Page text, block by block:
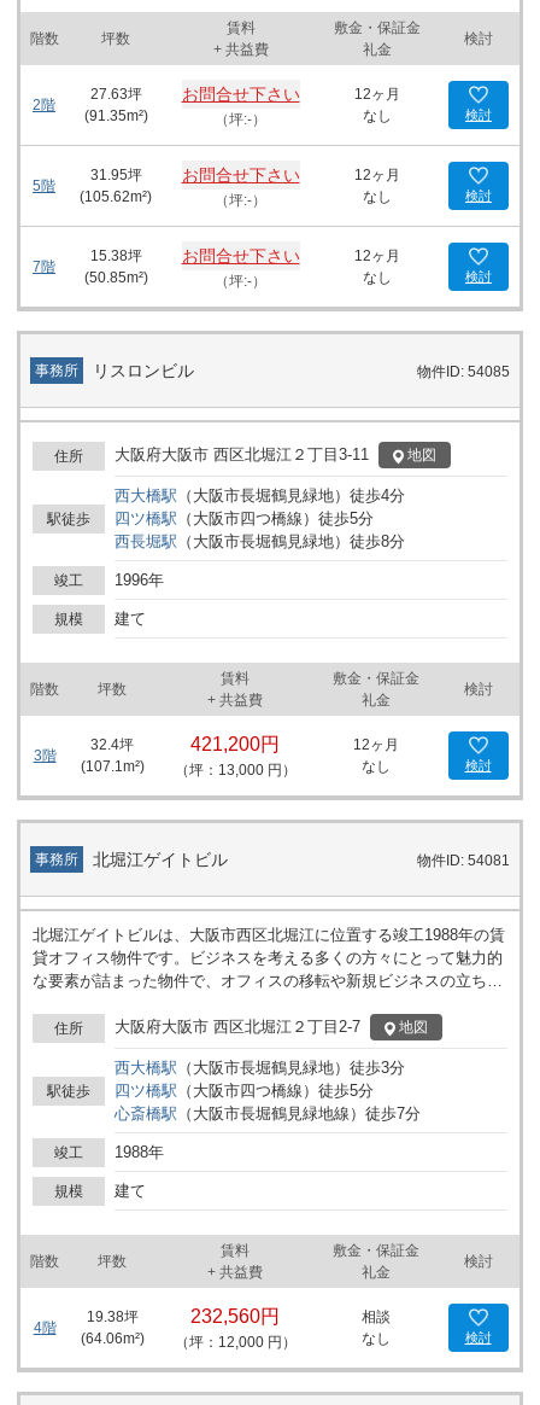
るでしょう。また、4基のエレベーターが設置されており、ピーク
時でもスムーズな移動をサポートします。 駐車場は機械式で、最大
38台の収容能力を持ち、車での通勤を考慮している方にも対応可能
です。周囲には銀行も位置しており、ビジネスにおける金融取引が
スムーズに行えます。 大同生命南館は、大同生命大阪本社ビルと連
結しており、連携したビジネス展開を考える企業にも好適です。こ
れにより、大企業の顔を持ちながら中小企業の成長もサポート可能
なビジネスのハブとなっています。 この物件は、以下のようなビジ
ネスを考えている方々に特にお勧めです。第一に、大阪市内でのオ
たな拠点を模索しているスタートアップ。第三に、店舗展開を計画
しているビジネスオーナーです。周辺の豊かな商業環境は、企業活
動を支えるだけでなく、顧客へのアプローチを創造的に行う土壌を
提供します。 最寄りの淀屋橋駅の利用も可能で、継続する交通の便
の良さは企業の活動範囲をさらに広げます。西区江戸堀エリアの利
点を最大限に活かし、未来に向けた戦略を実現するために、大同生
命南館は理想的な拠点となります。顧客や取引先へのアクセスを考
は、最適なビジネスソリューションと言えるでしょう。 この機会
に、戦略的な立地と設備を兼ね備えた大同生命南館で新しいステー
ジを共に切り拓きましょう。お問い合せは、お気軽にどうぞ。
階数 坪数
賃料
+ 共益費
敷金・保証金
礼金
検討
2階
27.63坪
(91.35m²)
お問合せ下さい
（坪:-）
12ヶ月
なし
検討
5階
31.95坪
(105.62m²)
お問合せ下さい
（坪:-）
12ヶ月
なし
検討
7階
15.38坪
(50.85m²)
お問合せ下さい
（坪:-）
12ヶ月
なし
検討
事務所 リスロンビル 物件ID: 54085
住所 大阪府大阪市 西区北堀江２丁目3-11 地図
駅徒歩
西大橋駅 （ 大阪市長堀鶴見緑地） 徒歩4分
四ツ橋駅 （ 大阪市四つ橋線 ） 徒歩5分
西長堀駅 （ 大阪市長堀鶴見緑地） 徒歩8分
竣工 1996年
規模 建て
階数 坪数
賃料
+ 共益費
敷金・保証金
礼金
検討
3階
32.4坪
(107.1m²)
421,200円
（坪：13,000 円）
12ヶ月
なし
検討
事務所 北堀江ゲイトビル 物件ID: 54081
北堀江ゲイトビルは、大阪市西区北堀江に位置する竣工1988年の賃
貸オフィス物件です。ビジネスを考える多くの方々にとって魅力的
な要素が詰まった物件で、オフィスの移転や新規ビジネスの立ち上
10階建てであり、エレベーターが1基設置されています。アクセス
面では、大阪メトロの西大橋駅が最寄り駅となっており、徒歩圏内
に西長堀駅や四ツ橋駅も利用可能です。この複数の駅の利用可能性
は、通勤の利便性を大いに高め、従業員の通勤のストレスを軽減し
め、安心して業務に集中することができます。また、オフィスは24
時間利用可能であるため、時間を問わずにビジネスを継続でき、フ
レキシブルな働き方を実現できます。 立地に関しても、北堀江ゲイ
トビルはなにわ筋沿いに位置しており、周辺はオフィスやマンショ
ンが立ち並ぶエリアです。このため、ビジネスの展開においても、
顧客の来訪やビジネスパートナーとの打ち合わせに便利です。ま
た、徒歩圏内には多くの飲食店が点在しているため、ランチタイム
設備も、業務に向けた快適な環境づくりをサポートします。業種や
業態を問わず、様々なニーズに応えるスペース設計が可能で、柔軟
なワークスペースの構築を可能にします。これにより、従業員が最
大限のパフォーマンスを発揮できる環境を提供し、ビジネスの効率
住所 大阪府大阪市 西区北堀江２丁目2-7 地図
駅徒歩
西大橋駅 （ 大阪市長堀鶴見緑地） 徒歩3分
四ツ橋駅 （ 大阪市四つ橋線 ） 徒歩5分
心斎橋駅 （ 大阪市長堀鶴見緑地線 ） 徒歩7分
竣工 1988年
規模 建て
階数 坪数
賃料
+ 共益費
敷金・保証金
礼金
検討
4階
19.38坪
(64.06m²)
232,560円
（坪：12,000 円）
相談
なし
検討